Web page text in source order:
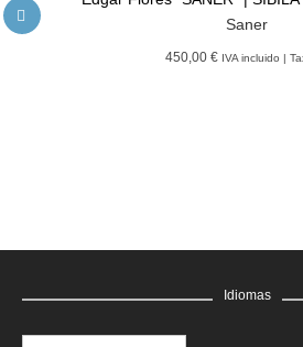
Saner
450,00 € IVA incluido |
LEER MÁS
Edgar Flores “SANER” | El
Idiomas